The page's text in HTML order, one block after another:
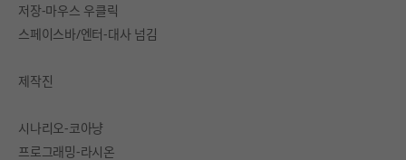
저장-마우스 우클릭
스페이스바/엔터-대사 넘김
제작진
시나리오-코아냥
프로그래밍-라시온